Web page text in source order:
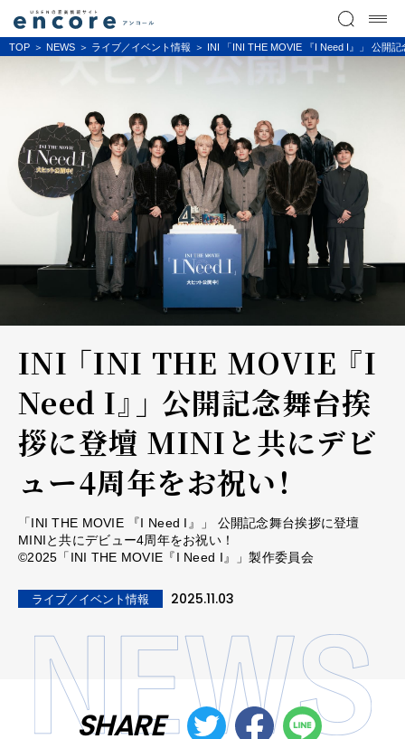
TOP NEWS ライブ／イベント情報 INI 「INI THE MOVIE 『I Need I』」 公開
INI 「INI THE MOVIE 『I
Need I』」 公開記念舞台挨
拶に登壇 MINIと共にデビ
ュー4周年をお祝い！
「INI THE MOVIE 『I Need I』」 公開記念舞台挨拶に登壇
MINIと共にデビュー4周年をお祝い！
©2025「INI THE MOVIE『I Need I』」製作委員会
ライブ／イベント情報 2025.11.03
SHARE